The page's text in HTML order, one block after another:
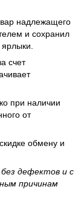
надлежащего
и сохранил
ярлыки.
счет
при наличии
от
обмену и
дефектов и с
причинам